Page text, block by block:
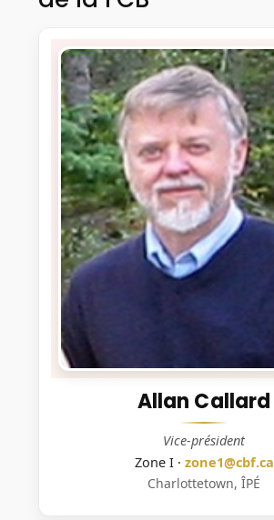
Allan Callard
Vice-président
Zone I · zone1@cbf.ca
Charlottetown, ÎPÉ